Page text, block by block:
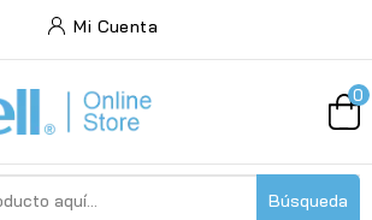
Mi Cuenta
0
Búsqueda